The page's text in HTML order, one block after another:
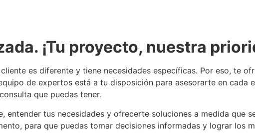
¡Tu proyecto, nuestra
es diferente y tiene necesidades específicas. Por eso, te
de expertos está a tu disposición para asesorarte en
que puedas tener.
entender tus necesidades y ofrecerte soluciones a medida que
para que puedas tomar decisiones informadas y lograr los